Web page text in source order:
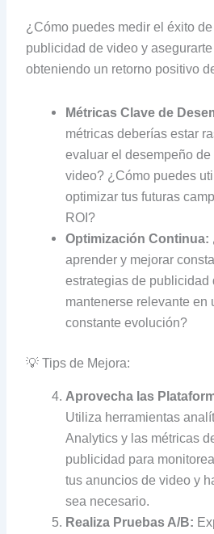
¿Cómo puedes medir el éxito
publicidad de video y
obteniendo un retorno positivo
Métricas Clave de
métricas deberías estar
evaluar el desempeño
video? ¿Cómo puedes
optimizar tus futuras
ROI?
Optimización Continua:
aprender y mejorar
estrategias de publicidad
mantenerse relevante en
constante evolución?
💡 Tips de Mejora:
Aprovecha las
Utiliza herramientas
Analytics y las métricas
publicidad para
tus anuncios de video y
sea necesario.
Realiza Pruebas A/B: